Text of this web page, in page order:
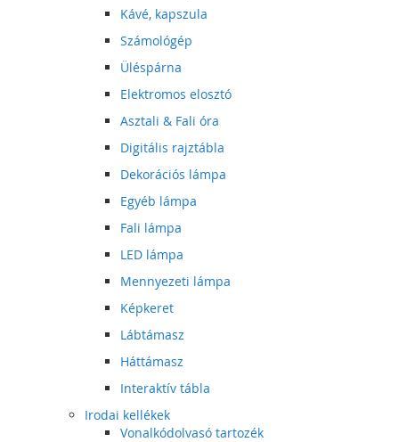
Kávé, kapszula
Számológép
Üléspárna
Elektromos elosztó
Asztali & Fali óra
Digitális rajztábla
Dekorációs lámpa
Egyéb lámpa
Fali lámpa
LED lámpa
Mennyezeti lámpa
Képkeret
Lábtámasz
Háttámasz
Interaktív tábla
Irodai kellékek
Vonalkódolvasó tartozék